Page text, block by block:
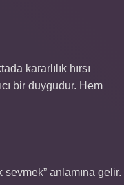
kararlılık hırsı
bir duygudur. Hem
anlamına gelir.